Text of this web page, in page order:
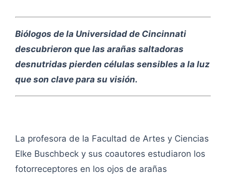
Biólogos de la Universidad de Cincinnati
descubrieron que las arañas saltadoras
desnutridas pierden células sensibles a la luz
que son clave para su visión.
La profesora de la Facultad de Artes y Ciencias
Elke Buschbeck y sus coautores estudiaron los
fotorreceptores en los ojos de arañas